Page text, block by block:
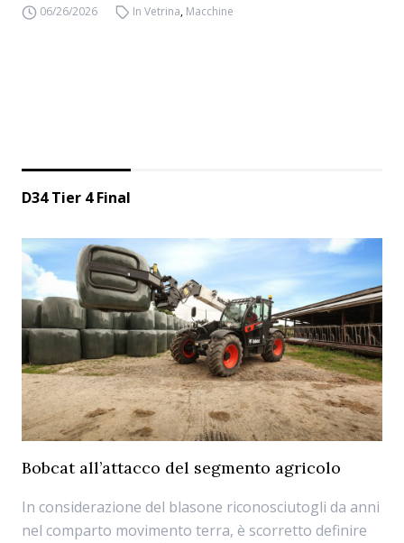
06/26/2026 In Vetrina, Macchine
D34 Tier 4 Final
Bobcat all’attacco del segmento agricolo
In considerazione del blasone riconosciutogli da anni
nel comparto movimento terra, è scorretto definire